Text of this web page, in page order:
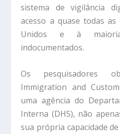
sistema de vigilância
acesso a quase todas as
Unidos e à
indocumentados.
Os pesquisadores
Immigration and
uma agência do
Interna (DHS), não
sua própria capacidade